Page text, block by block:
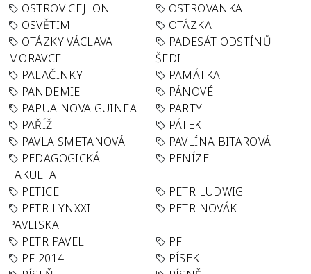
OSTROV CEJLON
OSTROVANKA
OSVĚTIM
OTÁZKA
OTÁZKY VÁCLAVA
MORAVCE
PADESÁT ODSTÍNŮ
ŠEDI
PALAČINKY
PAMÁTKA
PANDEMIE
PÁNOVÉ
PAPUA NOVA GUINEA
PARTY
PAŘÍŽ
PÁTEK
PAVLA SMETANOVÁ
PAVLÍNA BITAROVÁ
PEDAGOGICKÁ
FAKULTA
PENÍZE
PETICE
PETR LUDWIG
PETR LYNXXI
PAVLISKA
PETR NOVÁK
PETR PAVEL
PF
PF 2014
PÍSEK